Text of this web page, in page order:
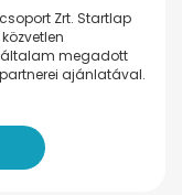
Zrt. Startlap
általam megadott
ajánlatával.